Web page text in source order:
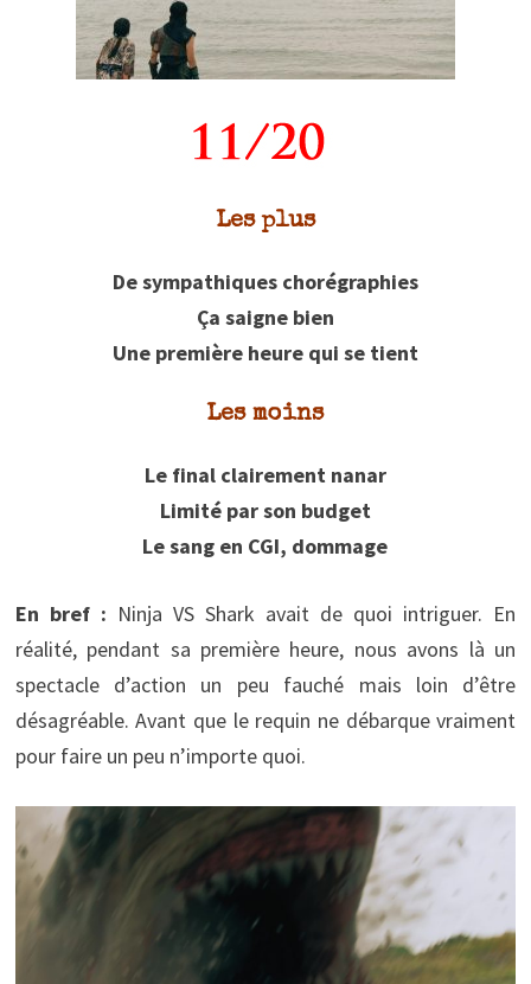
Les plus
De sympathiques chorégraphies
Ça saigne bien
Une première heure qui se tient
Les moins
Le final clairement nanar
Limité par son budget
Le sang en CGI, dommage
En bref : Ninja VS Shark avait de quoi intriguer. En
réalité, pendant sa première heure, nous avons là un
spectacle d’action un peu fauché mais loin d’être
désagréable. Avant que le requin ne débarque vraiment
pour faire un peu n’importe quoi.